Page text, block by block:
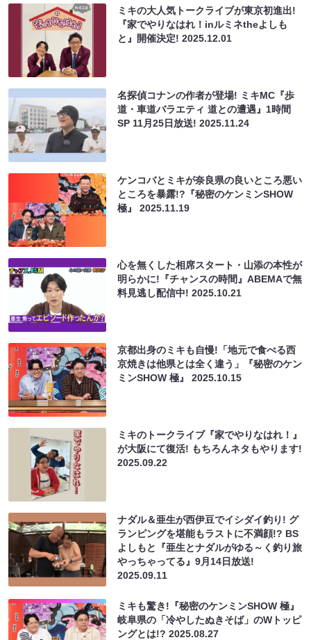
ミキの大人気トークライブが東京初進出!
『家でやりなはれ！inルミネtheよしも
と』開催決定!2025.12.01
名探偵コナンの作者が登場! ミキMC『歩
道・車道バラエティ 道との遭遇』1時間
SP 11月25日放送!2025.11.24
ケンコバとミキが奈良県の良いところ悪い
ところを暴露!?『秘密のケンミンSHOW
極』2025.11.19
心を無くした相席スタート・山添の本性が
明らかに!『チャンスの時間』ABEMAで無
料見逃し配信中!2025.10.21
京都出身のミキも自慢!「地元で食べる西
京焼きは他県とは全く違う」『秘密のケン
ミンSHOW 極』2025.10.15
ミキのトークライブ『家でやりなはれ！』
が大阪にて復活! もちろんネタもやります!
2025.09.22
ナダル＆亜生が西伊豆でイシダイ釣り! グ
ランピングを堪能もラストに不満顔!? BS
よしもと『亜生とナダルがゆる～く釣り旅
やっちゃってる』9月14日放送!
2025.09.11
ミキも驚き!『秘密のケンミンSHOW 極』
岐阜県の「冷やしたぬきそば」のWトッピ
ングとは!?2025.08.27